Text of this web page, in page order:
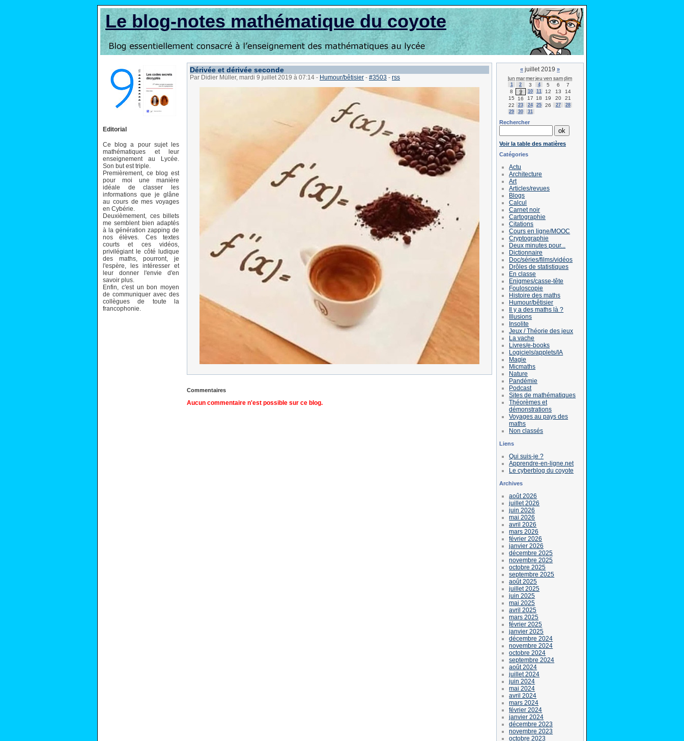
Le blog-notes mathématique du coyote
Editorial
Ce blog a pour sujet les
mathématiques et leur
enseignement au Lycée.
Son but est triple.
Premièrement, ce blog est
pour moi une manière
idéale de classer les
informations que je glâne
au cours de mes voyages
en Cybérie.
Deuxièmement, ces billets
me semblent bien adaptés
à la génération zapping de
nos élèves. Ces textes
courts et ces vidéos,
privilégiant le côté ludique
des maths, pourront, je
l'espère, les intéresser et
leur donner l'envie d'en
savoir plus.
Enfin, c'est un bon moyen
de communiquer avec des
collègues de toute la
francophonie.
Dérivée et dérivée seconde
Par Didier Müller, mardi 9 juillet 2019 à 07:14 - Humour/bêtisier - #3503 - rss
Commentaires
Aucun commentaire n'est possible sur ce blog.
« juillet 2019 »
lun marmerjeu ven samdim
1 2 3 4 5 6
7
8
9 10 11 12 13
14
15
16 17 18 19 20
21
22
23 24 25 26 27
28
29
30 31
Rechercher
Voir la table des matières
Catégories
Actu
Architecture
Art
Articles/revues
Blogs
Calcul
Carnet noir
Cartographie
Citations
Cours en ligne/MOOC
Cryptographie
Deux minutes pour...
Dictionnaire
Doc/séries/films/vidéos
Drôles de statistiques
En classe
Enigmes/casse-tête
Fouloscopie
Histoire des maths
Humour/bêtisier
Il y a des maths là ?
Illusions
Insolite
Jeux / Théorie des jeux
La vache
Livres/e-books
Logiciels/applets/IA
Magie
Micmaths
Nature
Pandémie
Podcast
Sites de mathématiques
Théorèmes et
démonstrations
Voyages au pays des
maths
Non classés
Liens
Qui suis-je ?
Apprendre-en-ligne.net
Le cyberblog du coyote
Archives
août 2026
juillet 2026
juin 2026
mai 2026
avril 2026
mars 2026
février 2026
janvier 2026
décembre 2025
novembre 2025
octobre 2025
septembre 2025
août 2025
juillet 2025
juin 2025
mai 2025
avril 2025
mars 2025
février 2025
janvier 2025
décembre 2024
novembre 2024
octobre 2024
septembre 2024
août 2024
juillet 2024
juin 2024
mai 2024
avril 2024
mars 2024
février 2024
janvier 2024
décembre 2023
novembre 2023
octobre 2023